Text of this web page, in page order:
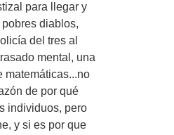
para llegar y
diablos,
del tres al
mental, una
matemáticas...no
de por qué
individuos, pero
y si es por que